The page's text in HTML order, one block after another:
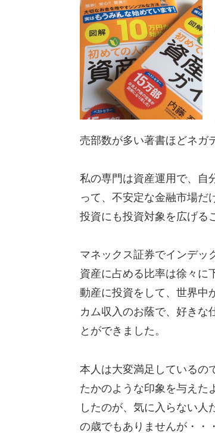
売部数が多い著書ほどネガ
私の専門は資産運用で、自
って、不安定な金融市場だ
投資にも投資対象を広げる
マネックス証券でインデッ
資産に占める比率は徐々に
動産に投資をして、世界中
カム収入のお蔭で、好きな
とができました。
本人は大変満足しているの
たかのような印象を与えた
したのが、気に入らない人
の歳でもありませんが・・